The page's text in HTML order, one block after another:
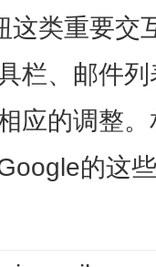
这类重要
栏、邮件
应的调整
的这